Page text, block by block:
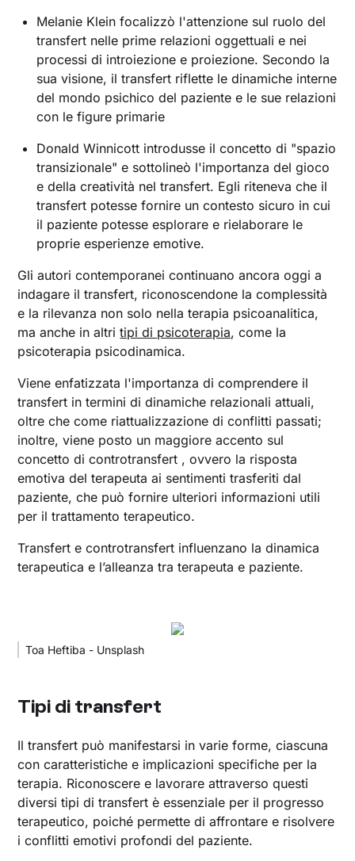
Melanie Klein focalizzò l'attenzione sul ruolo del
transfert nelle prime relazioni oggettuali e nei
processi di introiezione e proiezione. Secondo la
sua visione, il transfert riflette le dinamiche interne
del mondo psichico del paziente e le sue relazioni
con le figure primarie
Donald Winnicott introdusse il concetto di "spazio
transizionale" e sottolineò l'importanza del gioco
e della creatività nel transfert. Egli riteneva che il
transfert potesse fornire un contesto sicuro in cui
il paziente potesse esplorare e rielaborare le
proprie esperienze emotive.
Gli autori contemporanei continuano ancora oggi a
indagare il transfert, riconoscendone la complessità
e la rilevanza non solo nella terapia psicoanalitica,
ma anche in altritipi di psicoterapia, come la
psicoterapia psicodinamica.
Viene enfatizzata l'importanza di comprendere il
transfert in termini di dinamiche relazionali attuali,
oltre che come riattualizzazione di conflitti passati;
inoltre, viene posto un maggiore accento sul
concetto di controtransfert , ovvero la risposta
emotiva del terapeuta ai sentimenti trasferiti dal
paziente, che può fornire ulteriori informazioni utili
per il trattamento terapeutico.
Transfert e controtransfert influenzano la dinamica
terapeutica e l’alleanza tra terapeuta e paziente.
Toa Heftiba - Unsplash
Tipi di transfert
Il transfert può manifestarsi in varie forme, ciascuna
con caratteristiche e implicazioni specifiche per la
terapia. Riconoscere e lavorare attraverso questi
diversi tipi di transfert è essenziale per il progresso
terapeutico, poiché permette di affrontare e risolvere
i conflitti emotivi profondi del paziente.